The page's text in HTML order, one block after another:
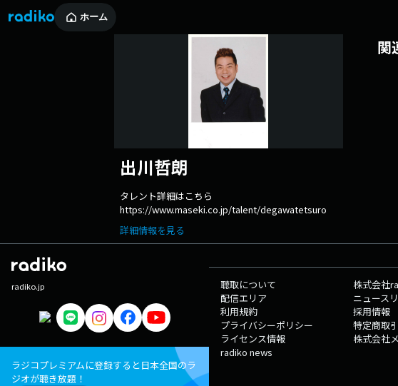
ホーム
出川哲朗
タレント詳細はこちら
https://www.maseki.co.jp/talent/degawatetsuro
詳細情報を見る
関
radiko.jp
ラジコプレミアムに登録すると日本全国のラ
ジオが聴き放題！
聴取について
配信エリア
利用規約
プライバシーポリシー
ライセンス情報
radiko news
株式会社
ニュース
採用情報
特定商取
株式会社